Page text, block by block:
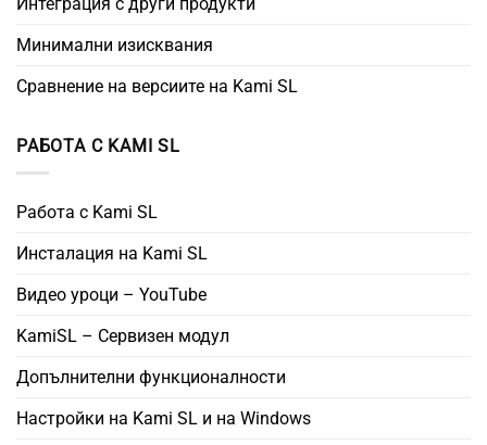
Минимални изисквания
Сравнение на версиите на Kami SL
РАБОТА С KAMI SL
Работа с Kami SL
Инсталация на Kami SL
Видео уроци – YouTube
KamiSL – Сервизен модул
Допълнителни функционалности
Настройки на Kami SL и на Windows